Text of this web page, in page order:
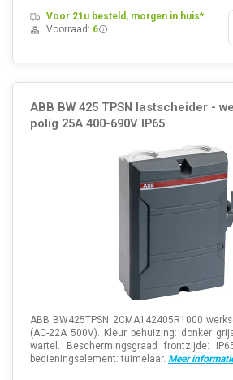
Voor 21u besteld, morgen in huis*
Voorraad: 6
ABB BW 425 TPSN lastscheider -
polig 25A 400-690V IP65
ABB BW425TPSN 2CMA142405R1000
(AC-22A 500V). Kleur behuizing: donker
wartel. Beschermingsgraad frontzijde:
bedieningselement: tuimelaar. Meer